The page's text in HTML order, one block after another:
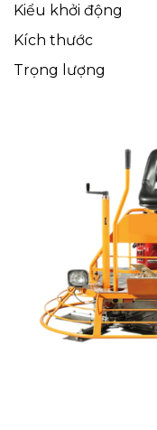
Kiểu khởi động
Kích thước
Trọng lượng